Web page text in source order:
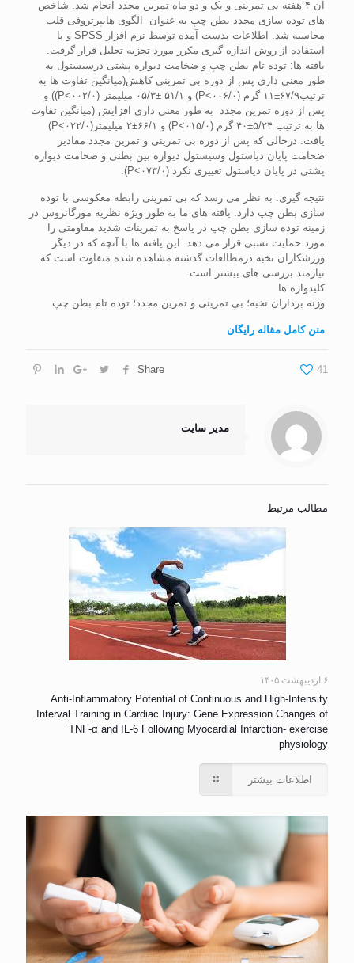
آن ۴ هفته بی تمرینی و یک و دو ماه تمرین مجدد انجام شد. شاخص
های توده سازی مجدد بطن چپ به عنوان الگوی هایپرتروفی قلب
محاسبه شد. اطلاعات بدست آمده توسط نرم افزار SPSS و با
استفاده از روش اندازه گیری مکرر مورد تجزیه تحلیل قرار گرفت.
یافته‏ ها: توده تام بطن چپ و ضخامت دیواره پشتی درسیستول به
طور معنی داری پس از دوره بی تمرینی کاهش(میانگین تفاوت ها به
ترتیب۶۷/۹±۱۱ گرم (۰۰۶/۰>P) و ۵۱/۱ ±۰۵/۳ میلیمتر (۰۰۲/۰>P)) و
پس از دوره تمرین مجدد به طور معنی داری افزایش (میانگین تفاوت
ها به ترتیب ۵/۲۴±۴۰ گرم (۰۱۵/۰>P) و ۶۶/۱±۲ میلیمتر(۰۲۲/۰>P)
یافت. درحالی که پس از دوره بی تمرینی و تمرین مجدد مقادیر
ضخامت پایان دیاستول وسیستول دیواره بین بطنی و ضخامت دیواره
پشتی در پایان دیاستول تغییری نکرد (۰۷۳/۰>P).
نتیجه ‏گیری: به نظر می رسد که بی تمرینی رابطه معکوسی با توده
سازی بطن چپ دارد. یافته های ما به طور ویژه نظریه مورگانروس در
زمینه توده سازی بطن چپ در پاسخ به تمرینات شدید مقاومتی را
مورد حمایت نسبی قرار می دهد. این یافته ها با آنچه که در دیگر
ورزشکاران نخبه درمطالعات گذشته مشاهده شده متفاوت است که
نیازمند بررسی های بیشتر است.
کلیدواژه ها
وزنه برداران نخبه؛ بی تمرینی و تمرین مجدد؛ توده تام بطن چپ
متن کامل مقاله رایگان
Share 41
مدیر سایت
مطالب مرتبط
۶ اردیبهشت ۱۴۰۵
Anti-Inflammatory Potential of Continuous and High-Intensity
Interval Training in Cardiac Injury: Gene Expression Changes of
TNF-α and IL-6 Following Myocardial Infarction- exercise
physiology
اطلاعات بیشتر